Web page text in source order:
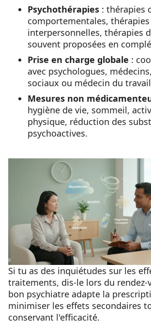
Psychothérapies : thérapies
comportementales, thérapies
interpersonnelles, thérapies
souvent proposées en
Prise en charge globale :
avec psychologues,
sociaux ou médecin du
Mesures non
hygiène de vie, sommeil,
physique, réduction des
psychoactives.
Si tu as des inquiétudes sur les
traitements, dis-le lors du rendez-
bon psychiatre adapte la
minimiser les effets secondaires
conservant l'efficacité.